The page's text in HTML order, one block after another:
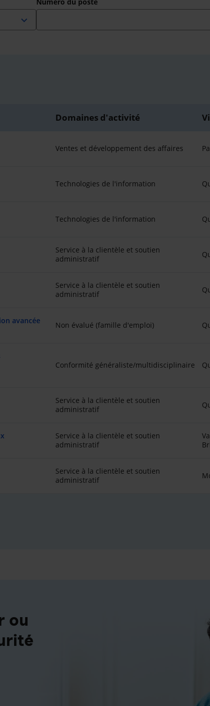
expand_more
Domaines d'activité
Ventes et développement des affaires
Technologies de l'information
Technologies de l'information
Service à la clientèle et soutien
administratif
Service à la clientèle et soutien
administratif
avancée Non évalué (famille d'emploi)
Conformité généraliste/multidisciplinaire
Service à la clientèle et soutien
administratif
Service à la clientèle et soutien
administratif
Service à la clientèle et soutien
administratif
ou